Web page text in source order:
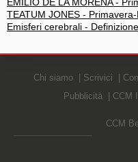
TEATUM JONES -
Emisferi cerebrali - Definizione
Chi siamo Scrivici
Pubblicità
CCM
CCM